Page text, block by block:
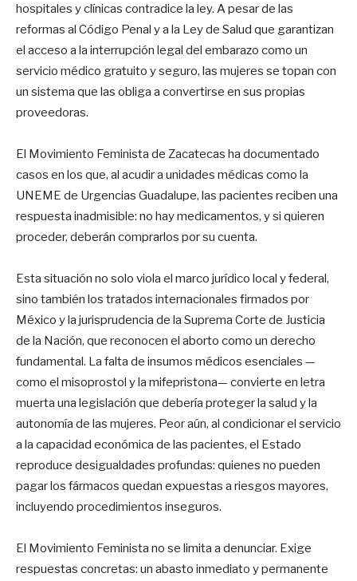
hospitales y clínicas contradice la ley. A pesar de las
reformas al Código Penal y a la Ley de Salud que garantizan
el acceso a la interrupción legal del embarazo como un
servicio médico gratuito y seguro, las mujeres se topan con
un sistema que las obliga a convertirse en sus propias
proveedoras.
El Movimiento Feminista de Zacatecas ha documentado
casos en los que, al acudir a unidades médicas como la
UNEME de Urgencias Guadalupe, las pacientes reciben una
respuesta inadmisible: no hay medicamentos, y si quieren
proceder, deberán comprarlos por su cuenta.
Esta situación no solo viola el marco jurídico local y federal,
sino también los tratados internacionales firmados por
México y la jurisprudencia de la Suprema Corte de Justicia
de la Nación, que reconocen el aborto como un derecho
fundamental. La falta de insumos médicos esenciales —
como el misoprostol y la mifepristona— convierte en letra
muerta una legislación que debería proteger la salud y la
autonomía de las mujeres. Peor aún, al condicionar el servicio
a la capacidad económica de las pacientes, el Estado
reproduce desigualdades profundas: quienes no pueden
pagar los fármacos quedan expuestas a riesgos mayores,
incluyendo procedimientos inseguros.
El Movimiento Feminista no se limita a denunciar. Exige
respuestas concretas: un abasto inmediato y permanente